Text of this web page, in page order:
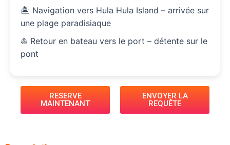
🏝️ Navigation vers Hula Hula Island – arrivée sur
une plage paradisiaque
⛵ Retour en bateau vers le port – détente sur le
pont
RESERVE
MAINTENANT
ENVOYER LA
REQUÊTE